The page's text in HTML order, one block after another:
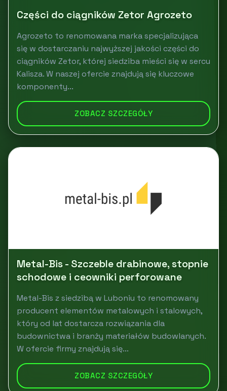
Części do ciągników Zetor Agrozeto
Agrozeto to renomowana marka specjalizująca
się w dostarczaniu najwyższej jakości części do
ciągników Zetor, której siedziba mieści się w sercu
Kalisza. W naszej ofercie znajdują się kluczowe
komponenty...
ZOBACZ SZCZEGÓŁY
Metal-Bis - Szczeble drabinowe, stopnie
schodowe i ceowniki perforowane
Metal-Bis z siedzibą w Luboniu to renomowany
producent elementów metalowych i stalowych,
który od lat dostarcza rozwiązania dla
budownictwa i branży materiałów budowlanych.
W ofercie firmy znajdują się...
ZOBACZ SZCZEGÓŁY